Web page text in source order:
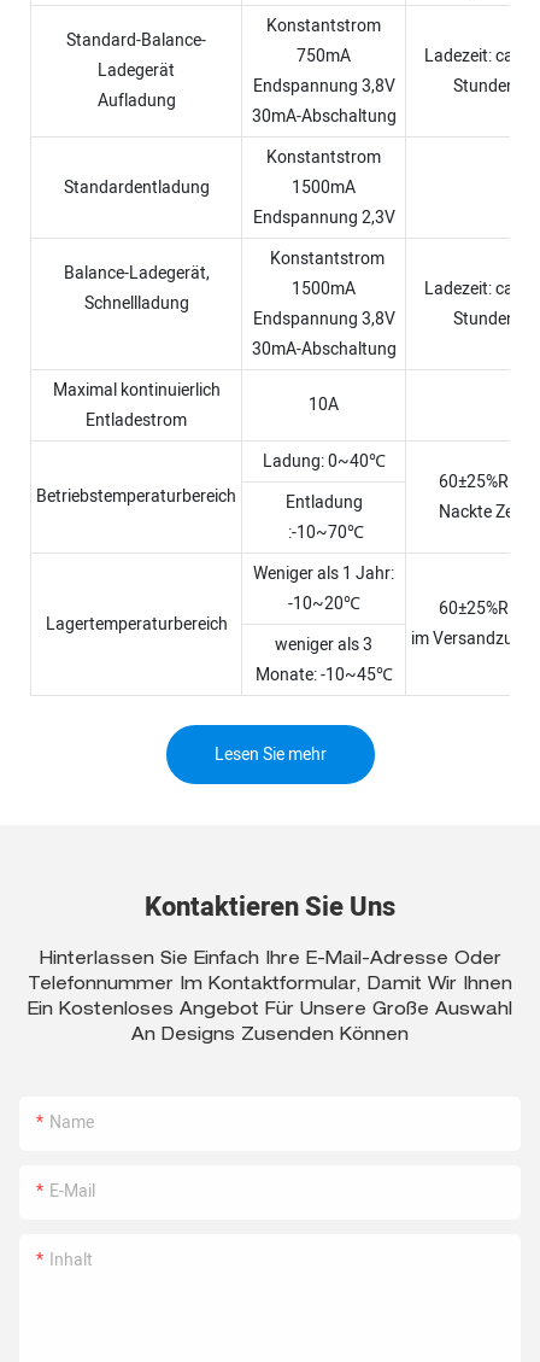
Standard-Balance-
Ladegerät
Aufladung
Konstantstrom
750mA
Endspannung 3,8V
30mA-Abschaltung
Ladezeit: ca.
Stunden
Standardentladung
Konstantstrom
1500mA
Endspannung 2,3V
Balance-Ladegerät,
Schnellladung
Konstantstrom
1500mA
Endspannung 3,8V
30mA-Abschaltung
Ladezeit: ca.
Stunden
Maximal kontinuierlich
Entladestrom
10A
Betriebstemperaturbereich
Ladung: 0~40℃
60±25%R.H.
Nackte Zelle
Entladung
:-10~70℃
Lagertemperaturbereich
Weniger als 1 Jahr:
-10~20℃
60±25%R.H.
im
weniger als 3
Monate: -10~45℃
Lesen Sie mehr
Kontaktieren Sie Uns
Hinterlassen Sie Einfach Ihre E-Mail-Adresse Oder
Telefonnummer Im Kontaktformular, Damit Wir Ihnen
Ein Kostenloses Angebot Für Unsere Große Auswahl
An Designs Zusenden Können
Name
E-Mail
Inhalt